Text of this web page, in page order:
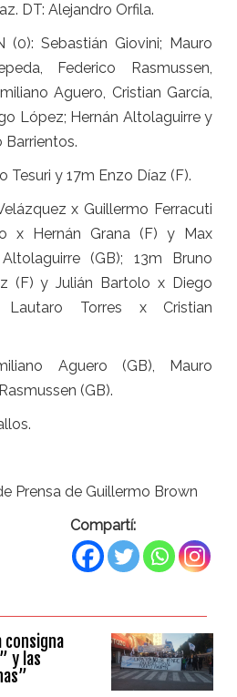
DT: Alejandro Orfila.
(0): Sebastián Giovini; Mauro
Federico Rasmussen,
Aguero, Cristian García,
López; Hernán Altolaguirre y
Barrientos.
Tesuri y 17m Enzo Díaz (F).
x Guillermo Ferracuti
x Hernán Grana (F) y Max
(GB); 13m Bruno
(F) y Julián Bartolo x Diego
Torres x Cristian
Aguero (GB), Mauro
(GB).
Prensa de Guillermo Brown
Compartí:
consigna
y las